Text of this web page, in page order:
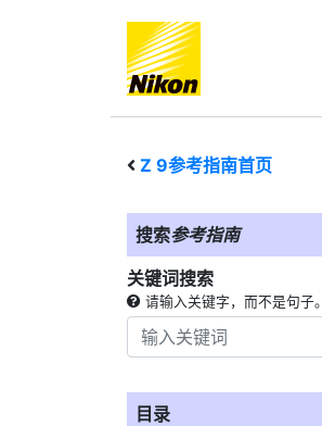
Z 9参考指南首页
搜索参考指南
关键词搜索
请输入关键字，而不是句子。
目录